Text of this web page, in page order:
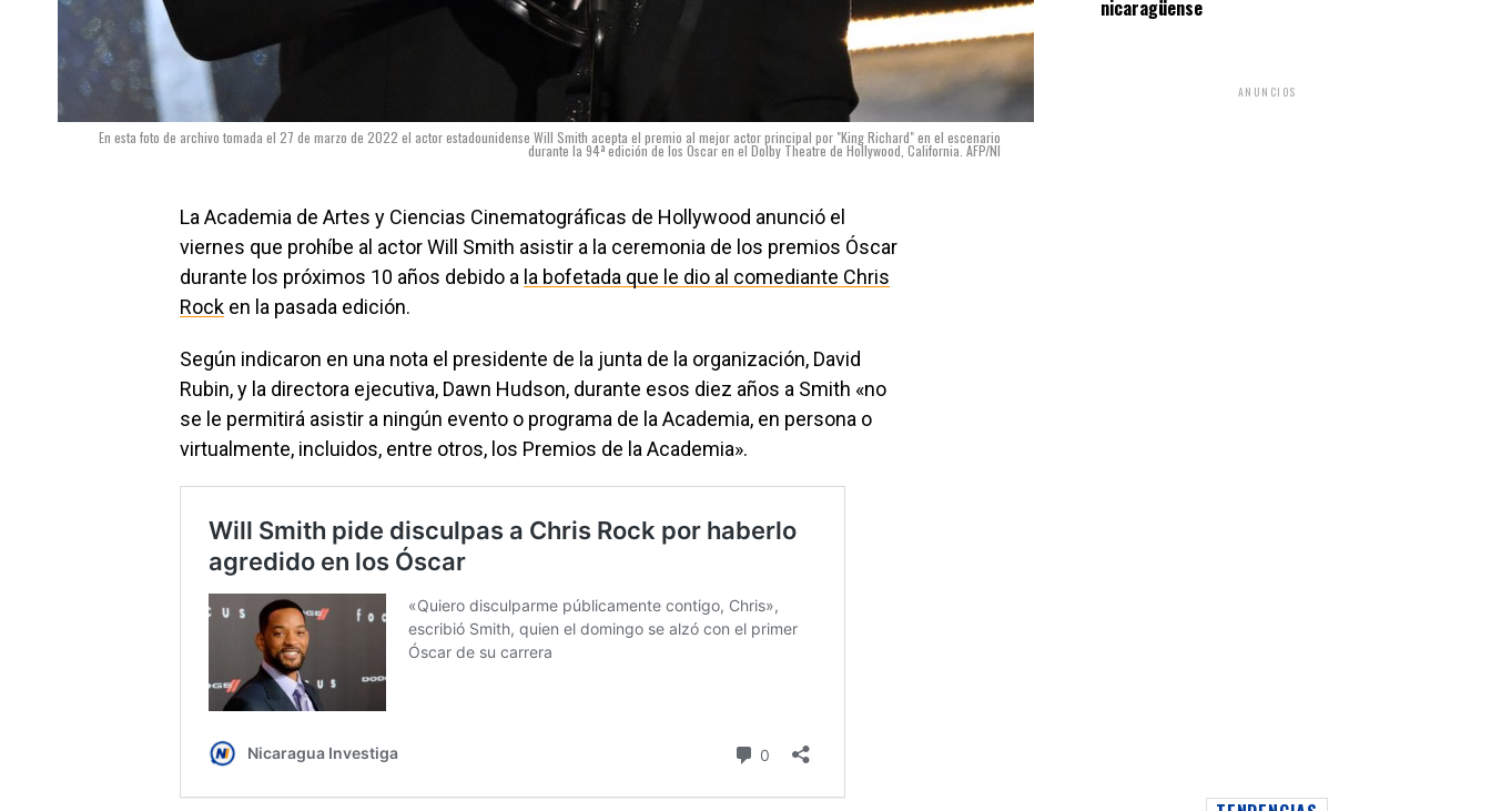
En esta foto de archivo tomada el 27 de marzo de 2022 el actor estadounidense Will Smith acepta el premio al mejor actor principal por "King Richard" en el escenario
durante la 94ª edición de los Oscar en el Dolby Theatre de Hollywood, California. AFP/NI
La Academia de Artes y Ciencias Cinematográficas de Hollywood anunció el
viernes que prohíbe al actor Will Smith asistir a la ceremonia de los premios Óscar
durante los próximos 10 años debido a la bofetada que le dio al comediante Chris
Rock en la pasada edición.
Según indicaron en una nota el presidente de la junta de la organización, David
Rubin, y la directora ejecutiva, Dawn Hudson, durante esos diez años a Smith «no
se le permitirá asistir a ningún evento o programa de la Academia, en persona o
virtualmente, incluidos, entre otros, los Premios de la Academia».
nicaragüense
ANUNCIOS